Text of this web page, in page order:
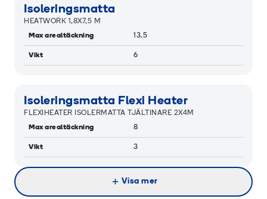
Isoleringsmatta
HEATWORK 1,8X7,5 M
Max arealtäckning
13.5
Vikt 6
Isoleringsmatta Flexi Heater
FLEXIHEATER ISOLERMATTA TJÄLTINARE 2X4M
Max arealtäckning
8
Vikt 3
Visa mer